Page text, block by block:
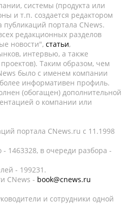
системы (продукта или
и т.п. создается редактором
публикаций портала CNews.
редакционных разделов
новости", статьи,
интервью, а также
Таким образом, чем
было с именем компании
информативен профиль.
(обогащен) дополнительной
о компании или
портала CNews.ru c 11.1998
1463328, в очереди разбора -
- 199231.
CNews - book@cnews.ru
и сотрудники одной